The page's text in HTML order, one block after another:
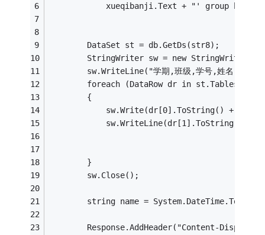
xueqibanji.Text + "' group by
        DataSet st = db.GetDs(str8);
        StringWriter sw = new StringWriter();
sw.WriteLine("学期,班级,学号,姓名,类型,
foreach (DataRow dr in
        {
            sw.Write(dr[0].ToString() + ",");
sw.WriteLine(dr[1].ToString() +
        }
        sw.Close();
string name =
Response.AddHeader("Content-